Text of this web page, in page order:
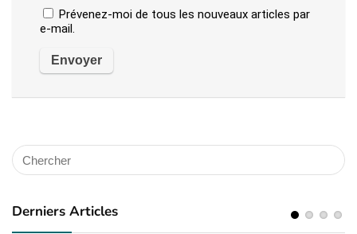
Prévenez-moi de tous les nouveaux articles par
e-mail.
Derniers Articles